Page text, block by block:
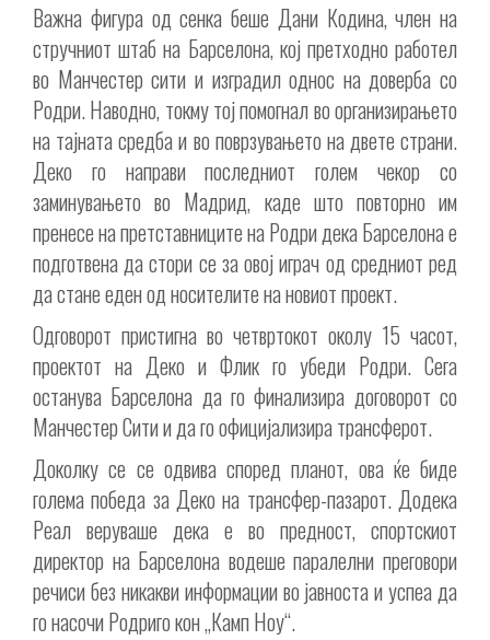
Важна фигура од сенка беше Дани Кодина, член на
стручниот штаб на Барселона, кој претходно работел
во Манчестер сити и изградил однос на доверба со
Родри. Наводно, токму тој помогнал во организирањето
на тајната средба и во поврзувањето на двете страни.
Деко го направи последниот голем чекор со
заминувањето во Мадрид, каде што повторно им
пренесе на претставниците на Родри дека Барселона е
подготвена да стори се за овој играч од средниот ред
да стане еден од носителите на новиот проект.
Одговорот пристигна во четвртокот околу 15 часот,
проектот на Деко и Флик го убеди Родри. Сега
останува Барселона да го финализира договорот со
Манчестер Сити и да го официјализира трансферот.
Доколку се се одвива според планот, ова ќе биде
голема победа за Деко на трансфер-пазарот. Додека
Реал веруваше дека е во предност, спортскиот
директор на Барселона водеше паралелни преговори
речиси без никакви информации во јавноста и успеа да
го насочи Родриго кон „Камп Ноу“.